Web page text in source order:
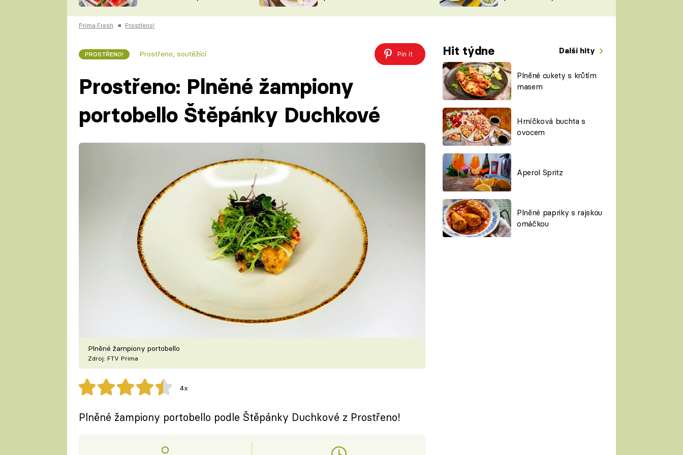
ČESKO NA TALÍŘI
KUCHAŘKA
VYCHYTÁVKY
ŠÉFREDAKTORKY
ČASOPIS
Prima Fresh ■ Prostřeno!
PROSTŘENO! Prostřeno, soutěžící Pin it Hit týdne Další hity
Plněné cukety s krůtím
masem
Hrníčková buchta s
ovocem
Aperol Spritz
Plněné papriky s rajskou
omáčkou
Prostřeno: Plněné žampiony
portobello Štěpánky Duchkové
Plněné žampiony portobello
Zdroj: FTV Prima
4x
Plněné žampiony portobello podle Štěpánky Duchkové z Prostřeno!